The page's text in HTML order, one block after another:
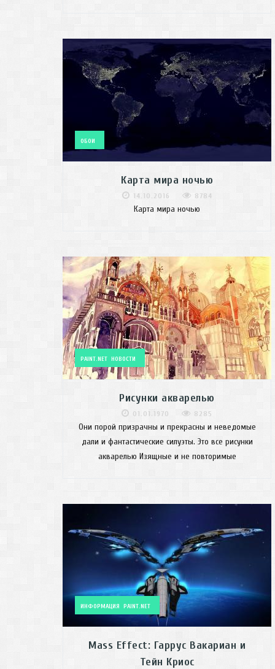
ОБОИ
Карта мира ночью
14.10.2016 8784
Карта мира ночью
PAINT.NET НОВОСТИ
Рисунки акварелью
01.01.1970 8285
Они порой призрачны и прекрасны и неведомые
дали и фантастические силуэты. Это все рисунки
акварелью Изящные и не повторимые
ИНФОРМАЦИЯ PAINT.NET
Mass Effect: Гаррус Вакариан и
Тейн Криос